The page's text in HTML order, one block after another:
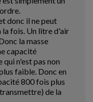
donc il ne peut
la fois. Un litre d'air
la masse
capacité
n'est pas non
faible. Donc en
800 fois plus
de la